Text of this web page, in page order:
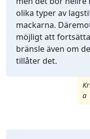
a
olika typer av
mackarna.
möjligt att
bränsle även om
tillåter det.